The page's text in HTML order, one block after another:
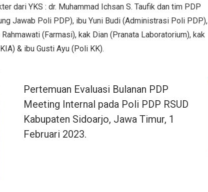
dari YKS : dr. Muhammad Ichsan S. Taufik dan tim PDP
Jawab Poli PDP), ibu Yuni Budi (Administrasi Poli PDP),
(Farmasi), kak Dian (Pranata Laboratorium), kak
& ibu Gusti Ayu (Poli KK).
Pertemuan Evaluasi Bulanan PDP
Meeting Internal pada Poli PDP RSUD
Kabupaten Sidoarjo, Jawa Timur, 1
Februari 2023.